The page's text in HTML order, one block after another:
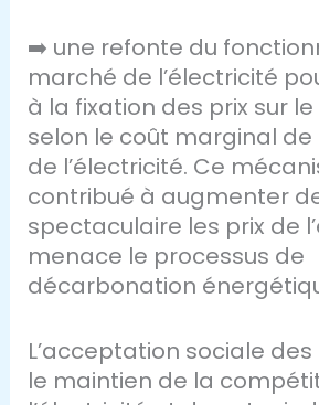
➡️ une refonte du
marché de l’électricité
à la fixation des prix sur
selon le coût marginal
de l’électricité. Ce
contribué à augmenter
spectaculaire les prix de
menace le processus de
décarbonation
L’acceptation sociale
le maintien de la